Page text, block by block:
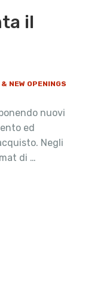
il
NEW OPENINGS
nuovi
ed
Negli
di …